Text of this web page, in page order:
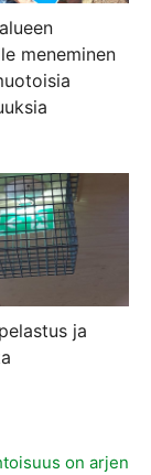
meneminen
ja
on arjen